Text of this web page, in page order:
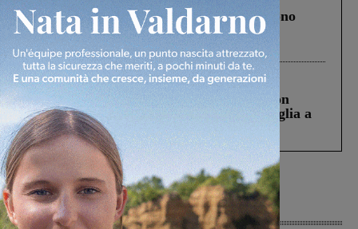
Un anno fa la strage in A1 in cui morirono
Gianni, Giulia e Franco. Lo schianto, il
processo, lo stop ai sorpassi fra tir....
Cronaca 3 Agosto 2026
Scomparso da una struttura di Castiglion
Fiorentino l’uomo che aveva ucciso la figlia a
Levane nel 2020